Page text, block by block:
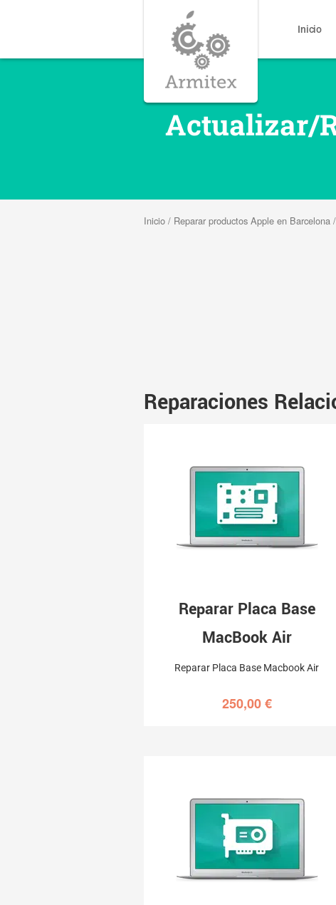
Inicio
Actualizar/
Inicio / Reparar productos Apple en Barcelona /
Reparaciones
Reparar Placa Base
MacBook Air
Reparar Placa Base Macbook Air
250,00€